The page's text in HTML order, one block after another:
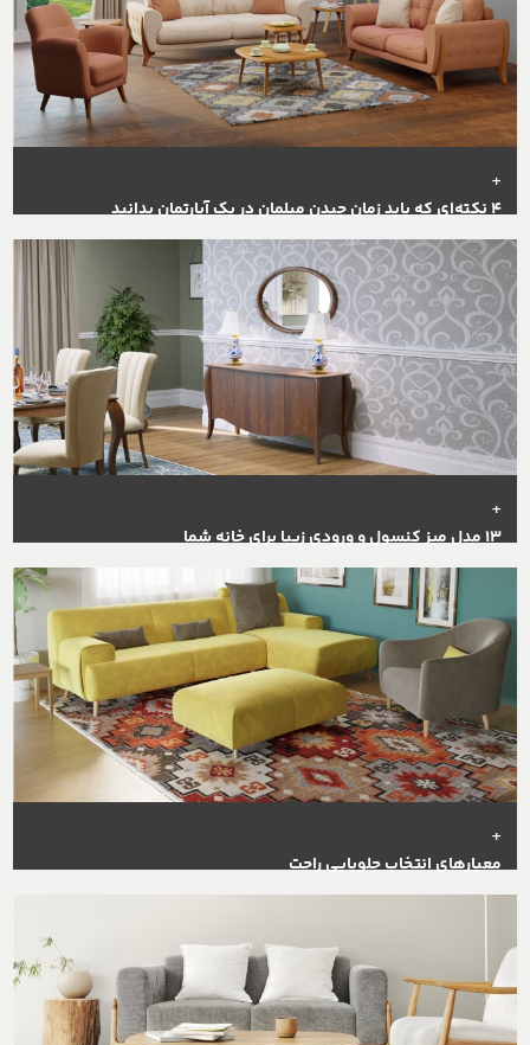
+
۴ نکته‌ای که باید زمان چیدن مبلمان در یک آپارتمان بدانید
+
۱۳ مدل میز کنسول و ورودی زیبا برای خانه شما
+
معیارهای انتخاب جلوپایی راحت